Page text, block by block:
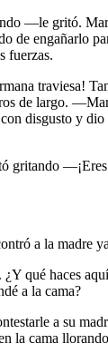
—le gritó.
de engañarlo
fuerzas.
traviesa!
de largo.
disgusto y dio
gritando
a la madre
qué haces
a la cama?
a su
la cama